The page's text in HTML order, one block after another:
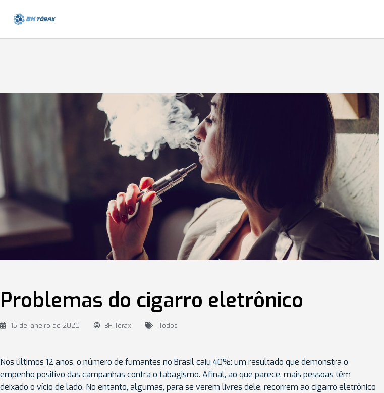
Problemas do cigarro eletrônico
15 de janeiro de 2020 BH Tórax , Todos
Nos últimos 12 anos, o número de fumantes no Brasil caiu 40%: um resultado que demonstra o
empenho positivo das campanhas contra o tabagismo. Afinal, ao que parece, mais pessoas têm
deixado o vício de lado. No entanto, algumas, para se verem livres dele, recorrem ao cigarro eletrônico